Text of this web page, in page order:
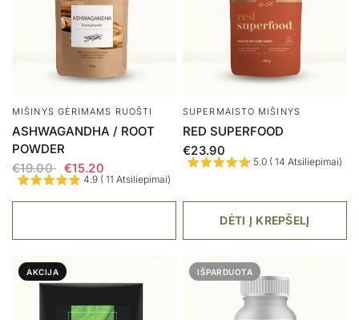
MIŠINYS GĖRIMAMS RUOŠTI
ASHWAGANDHA / ROOT
POWDER
€19.00
€15.20
4.9 ( 11 Atsiliepimai)
SUPERMAISTO MIŠINYS
RED SUPERFOOD
€23.90
5.0 ( 14 Atsiliepimai)
DĖTI Į KREPŠELĮ
AKCIJA IŠPARDUOTA